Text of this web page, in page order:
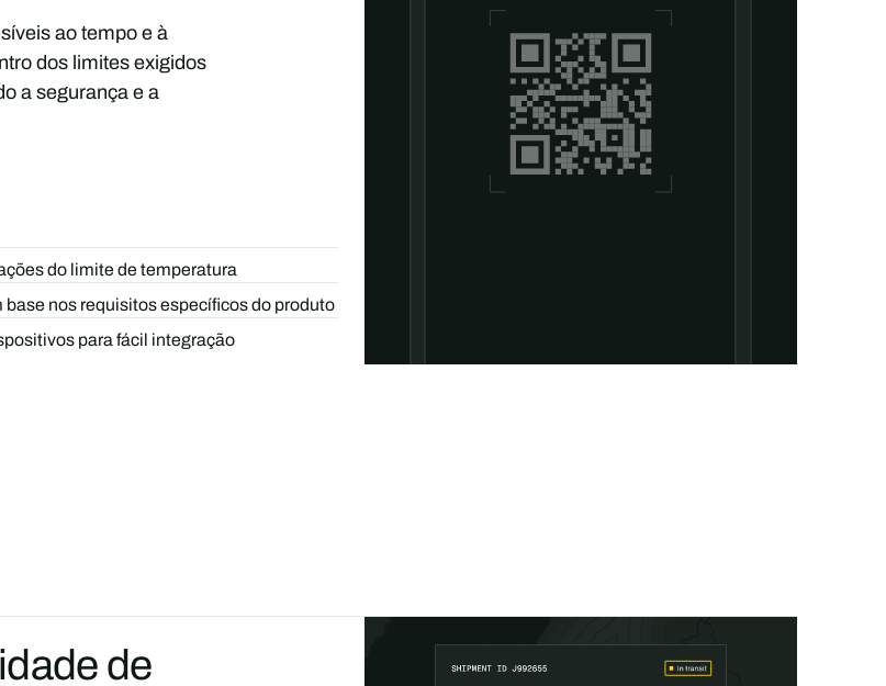
ao tempo e à
dos limites exigidos
a segurança e a
do limite de temperatura
nos requisitos específicos do produto
para fácil integração
de